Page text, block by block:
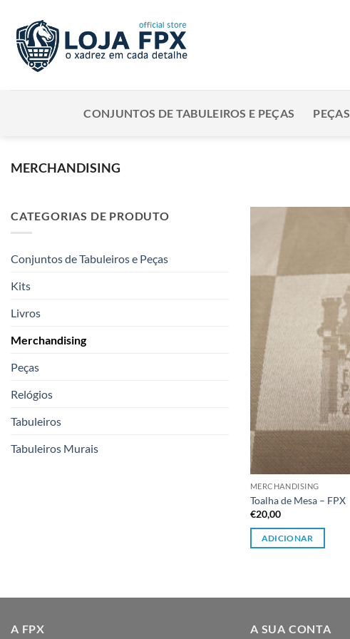
content
CONJUNTOS DE TABULEIROS E PEÇAS PEÇAS
MERCHANDISING
CATEGORIAS DE PRODUTO
Conjuntos de Tabuleiros e Peças
Kits
Livros
Merchandising
Peças
Relógios
Tabuleiros
Tabuleiros Murais
MERCHANDISING
Toalha de Mesa – FPX
€20,00
ADICIONAR
A FPX A SUA CONTA